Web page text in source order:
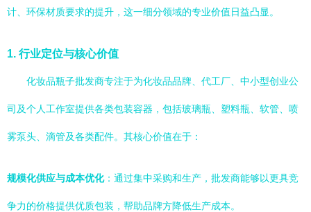
计、环保材质要求的提升，这一细分领域的专业价值日益凸显。
1. 行业定位与核心价值
化妆品瓶子批发商专注于为化妆品品牌、代工厂、中小型创业公
司及个人工作室提供各类包装容器，包括玻璃瓶、塑料瓶、软管、喷
雾泵头、滴管及各类配件。其核心价值在于：
规模化供应与成本优化：通过集中采购和生产，批发商能够以更具竞
争力的价格提供优质包装，帮助品牌方降低生产成本。